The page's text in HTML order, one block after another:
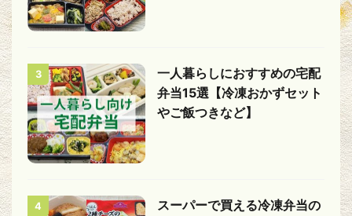
3
一人暮らしにおすすめの宅配
弁当15選【冷凍おかずセット
やご飯つきなど】
4
スーパーで買える冷凍弁当の